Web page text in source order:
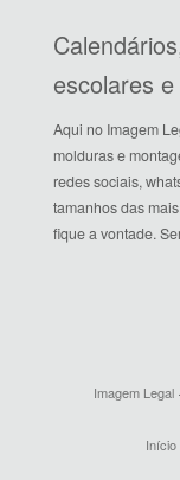
escolares
Aqui no Imagem
molduras e
redes sociais,
tamanhos das
fique a vontade.
Imagem Legal
Início